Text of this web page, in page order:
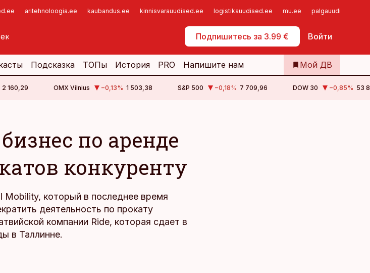
aritehnoloogia.ee kaubandus.ee kinnisvarauudised.ee logistikauudised.ee mu.ee palgauudised.ee
Подпишитесь за 3.99 € Войти
Самообслуживание
Подсказка ТОПы История PRO Напишите нам Мой ДВ
2 160,29 OMX Vilnius −0,13% 1 503,38 S&P 500 −0,18% 7 709,96 DOW 30 −0,85% 53
по аренде
конкуренту
Mobility, который в последнее время
деятельность по прокату
компании Ride, которая сдает в
в Таллинне.